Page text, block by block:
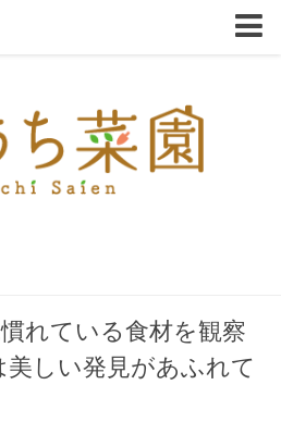
かな畑～
慣れている食材を観察
しい発見があふれて